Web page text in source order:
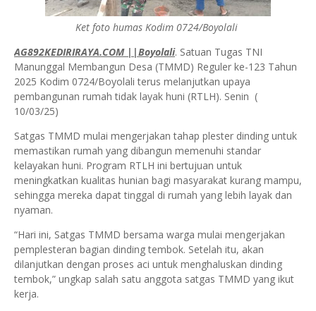
Ket foto humas Kodim 0724/Boyolali
AG892KEDIRIRAYA.COM ||Boyolali. Satuan Tugas TNI
Manunggal Membangun Desa (TMMD) Reguler ke-123 Tahun
2025 Kodim 0724/Boyolali terus melanjutkan upaya
pembangunan rumah tidak layak huni (RTLH). Senin (
10/03/25)
Satgas TMMD mulai mengerjakan tahap plester dinding untuk
memastikan rumah yang dibangun memenuhi standar
kelayakan huni. Program RTLH ini bertujuan untuk
meningkatkan kualitas hunian bagi masyarakat kurang mampu,
sehingga mereka dapat tinggal di rumah yang lebih layak dan
nyaman.
“Hari ini, Satgas TMMD bersama warga mulai mengerjakan
pemplesteran bagian dinding tembok. Setelah itu, akan
dilanjutkan dengan proses aci untuk menghaluskan dinding
tembok,” ungkap salah satu anggota satgas TMMD yang ikut
kerja.